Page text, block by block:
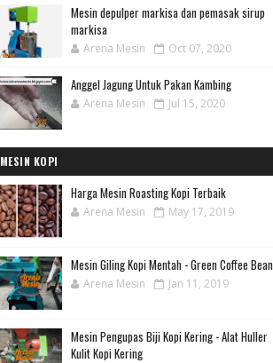
Mesin depulper markisa dan pemasak sirup
markisa
Arena Mesin Oct 07, 2020
Anggel Jagung Untuk Pakan Kambing
Arena Mesin Jul 15, 2020
MESIN KOPI
Harga Mesin Roasting Kopi Terbaik
Arena Mesin May 17, 2019
Mesin Giling Kopi Mentah - Green Coffee Bean
Arena Mesin Jan 11, 2019
Mesin Pengupas Biji Kopi Kering - Alat Huller
Kulit Kopi Kering